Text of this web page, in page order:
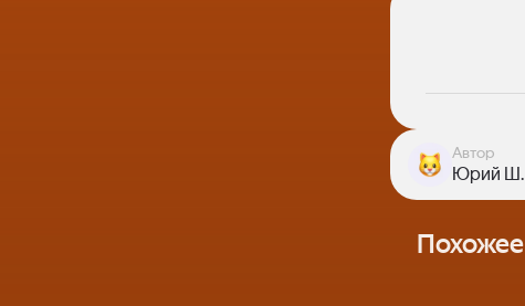
Автор
Юрий Ш.
Похожее